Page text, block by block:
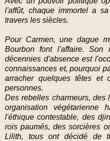
l'affût, chaque immortel a
travers les siècles.
Pour Carmen, une dague
Bourbon font l'affaire. Son
décennies d'absence est
connaissances et, pourquoi
arracher quelques têtes et
personnes.
Des rebelles charmeurs, des
organisation végétarienne
l'éthique contestable, des
rois paumés, des sorcières
Lilith, tous ont décidé de